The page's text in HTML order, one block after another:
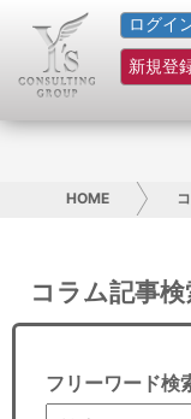
ログイ
新規登
HOME
サービス紹介
グループ概要
日本人にPR
HOME
コラム記事検
フリーワード検